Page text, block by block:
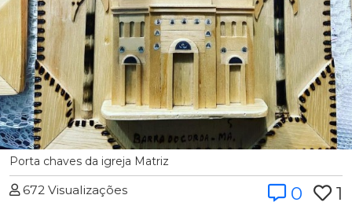
Porta chaves da igreja Matriz
672 Visualizações 0 1